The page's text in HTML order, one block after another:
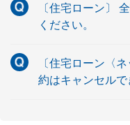
〔住宅ローン〕
ください。
〔住宅ローン〈
約はキャンセルで